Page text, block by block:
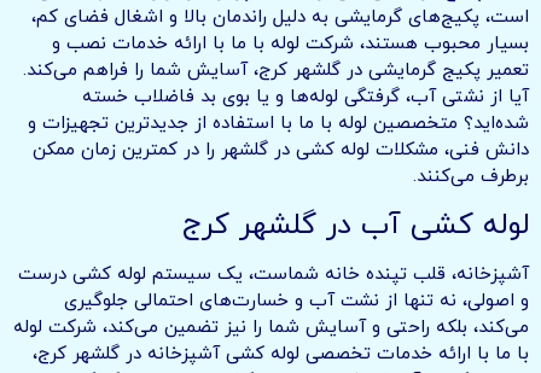
است، پکیج‌های گرمایشی به دلیل راندمان بالا و اشغال فضای کم،
بسیار محبوب هستند، شرکت لوله با ما با ارائه خدمات نصب و
تعمیر پکیج گرمایشی در گلشهر کرج، آسایش شما را فراهم می‌کند.
آیا از نشتی آب، گرفتگی لوله‌ها و یا بوی بد فاضلاب خسته
شده‌اید؟ متخصصین لوله با ما با استفاده از جدیدترین تجهیزات و
دانش فنی، مشکلات لوله کشی در گلشهر را در کمترین زمان ممکن
برطرف می‌کنند.
لوله کشی آب در گلشهر کرج
آشپزخانه، قلب تپنده خانه شماست، یک سیستم لوله کشی درست
و اصولی، نه تنها از نشت آب و خسارت‌های احتمالی جلوگیری
می‌کند، بلکه راحتی و آسایش شما را نیز تضمین می‌کند، شرکت لوله
با ما با ارائه خدمات تخصصی لوله کشی آشپزخانه در گلشهر کرج،